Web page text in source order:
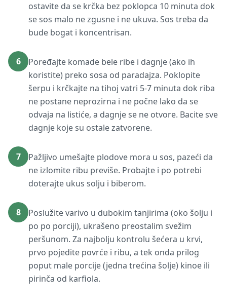
ostavite da se krčka bez poklopca 10 minuta dok
se sos malo ne zgusne i ne ukuva. Sos treba da
bude bogat i koncentrisan.
6
Poređajte komade bele ribe i dagnje (ako ih
koristite) preko sosa od paradajza. Poklopite
šerpu i krčkajte na tihoj vatri 5-7 minuta dok riba
ne postane neprozirna i ne počne lako da se
odvaja na listiće, a dagnje se ne otvore. Bacite sve
dagnje koje su ostale zatvorene.
7
Pažljivo umešajte plodove mora u sos, pazeći da
ne izlomite ribu previše. Probajte i po potrebi
doterajte ukus solju i biberom.
8
Poslužite varivo u dubokim tanjirima (oko šolju i
po po porciji), ukrašeno preostalim svežim
peršunom. Za najbolju kontrolu šećera u krvi,
prvo pojedite povrće i ribu, a tek onda prilog
poput male porcije (jedna trećina šolje) kinoe ili
pirinča od karfiola.